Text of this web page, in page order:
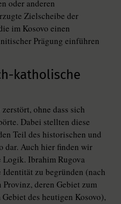
oder anderen
Zielscheibe der
im Kosovo einen
Prägung einführen
katholische
ohne dass sich
Dabei stellten diese
Teil des historischen und
dar. Auch hier finden wir
Logik. Ibrahim Rugova
Identität zu begründen (nach
deren Gebiet zum
des heutigen Kosovo),